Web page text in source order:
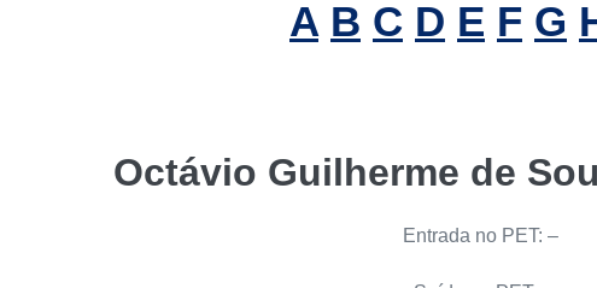
A B C D E F G
Octávio Guilherme de
Entrada no PET: –